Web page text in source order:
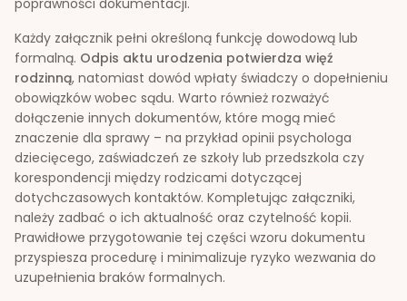
Każdy załącznik pełni określoną funkcję dowodową lub
formalną. Odpis aktu urodzenia potwierdza więź
rodzinną, natomiast dowód wpłaty świadczy o dopełnieniu
obowiązków wobec sądu. Warto również rozważyć
dołączenie innych dokumentów, które mogą mieć
znaczenie dla sprawy – na przykład opinii psychologa
dziecięcego, zaświadczeń ze szkoły lub przedszkola czy
korespondencji między rodzicami dotyczącej
dotychczasowych kontaktów. Kompletując załączniki,
należy zadbać o ich aktualność oraz czytelność kopii.
Prawidłowe przygotowanie tej części wzoru dokumentu
przyspiesza procedurę i minimalizuje ryzyko wezwania do
uzupełnienia braków formalnych.